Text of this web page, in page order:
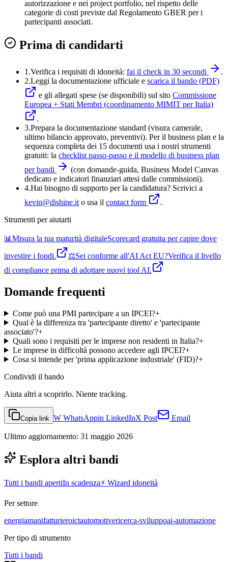
autorizzazione e nei project portfolio, nel rispetto delle
categorie di costi previste dal Regolamento GBER per i
partecipanti associati.
Prima di candidarti
1.Verifica i requisiti di idoneità: fai il check in 30 secondi
.
2.Leggi la documentazione ufficiale e scarica il bando (PDF)
e gli allegati spese (se disponibili) sul sito Commissione
Europea + Stati Membri (coordinamento MIMIT per Italia)
.
3.Prepara la documentazione standard (visura camerale,
ultimo bilancio approvato, preventivi). Per il business plan e la
sequenza completa dei 15 documenti usa i nostri strumenti
gratuiti: la checklist passo-passo e il modello di business plan
per bandi
(con domande-guida, Business Model Canvas
dedicato e indicatori finanziari attesi dalle commissioni).
4.Hai bisogno di supporto per la candidatura? Scrivici a
kevin@dishine.it o usa il contact form
.
Strumenti per aiutarti
📊 Misura la tua maturità digitaleScorecard gratuita per capire dove
investire i fondi.
⚖️Sei conforme all'AI Act EU?Verifica il livello
di compliance prima di adottare nuovi tool AI.
Domande frequenti
Come può una PMI partecipare a un IPCEI?+
Qual è la differenza tra 'partecipante diretto' e 'partecipante
associato'?+
Quali sono i requisiti per le imprese non residenti in Italia?+
Le imprese in difficoltà possono accedere agli IPCEI?+
Cosa si intende per 'prima applicazione industriale' (FID)?+
Condividi il bando
Aiuta altri a scoprirlo. Niente tracking.
Copia link W WhatsAppin LinkedInX Post Email
Ultimo aggiornamento: 31 maggio 2026
Esplora altri bandi
Tutti i bandi apertiIn scadenza⚡ Wizard idoneità
Per settore
energiamanifatturieroictautomotivericerca-sviluppoai-automazione
Per tipo di strumento
Tutti i bandi